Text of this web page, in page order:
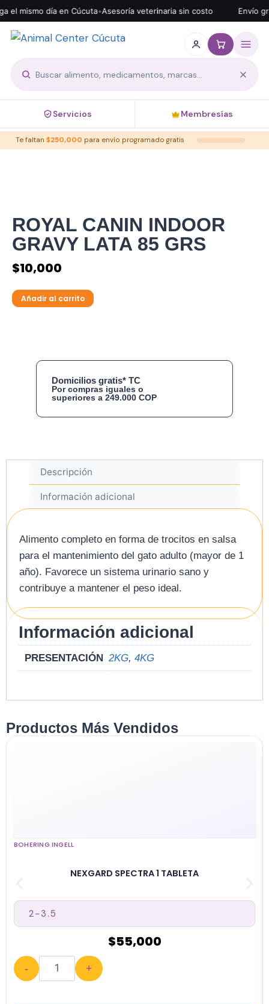
día en Cúcuta•Asesoría veterinaria sin costo Envío gratis
Servicios Membresías
Te faltan $250,000 para envío programado gratis
ROYAL CANIN INDOOR
GRAVY LATA 85 GRS
$10,000
Añadir al carrito
Domicilios gratis* TC
Por compras iguales o
superiores a 249.000 COP
Descripción
Información adicional
Alimento completo en forma de trocitos en salsa
para el mantenimiento del gato adulto (mayor de 1
año). Favorece un sistema urinario sano y
contribuye a mantener el peso ideal.
Información adicional
PRESENTACIÓN 2KG, 4KG
Productos Más Vendidos
BOHERING INGELL
NEXGARD SPECTRA 1 TABLETA
$55,000
- +